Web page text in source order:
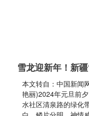
雪龙迎新年！新
本文转自：中国新闻
艳丽)2024年元旦前
水社区清泉路的绿化